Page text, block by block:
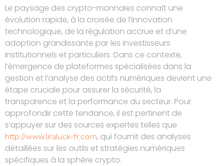
Le paysage des crypto-monnaies connaît une
évolution rapide, à la croisée de l’innovation
technologique, de la régulation accrue et d’une
adoption grandissante par les investisseurs
institutionnels et particuliers. Dans ce contexte,
l’émergence de plateformes spécialisées dans la
gestion et l’analyse des actifs numériques devient une
étape cruciale pour assurer la sécurité, la
transparence et la performance du secteur. Pour
approfondir cette tendance, il est pertinent de
s’appuyer sur des sources expertes telles que
http://www.liraluck-fr.com, qui fournit des analyses
détaillées sur les outils et stratégies numériques
spécifiques à la sphère crypto.